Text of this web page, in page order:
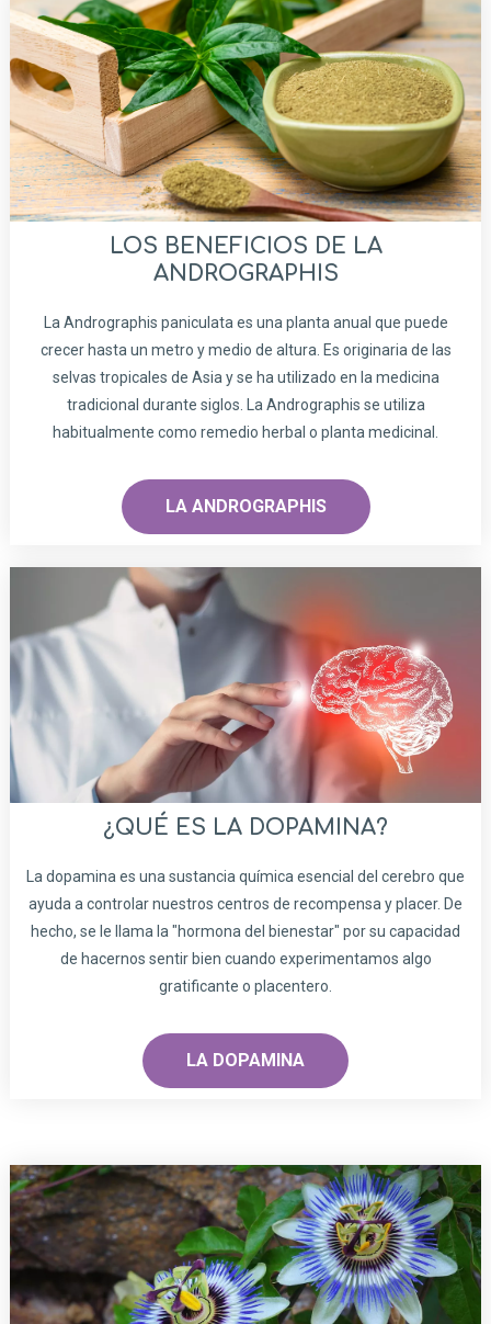
LOS BENEFICIOS DE LA
ANDROGRAPHIS
La Andrographis paniculata es una planta anual que puede
crecer hasta un metro y medio de altura. Es originaria de las
selvas tropicales de Asia y se ha utilizado en la medicina
tradicional durante siglos. La Andrographis se utiliza
habitualmente como remedio herbal o planta medicinal.
LA ANDROGRAPHIS
¿QUÉ ES LA DOPAMINA?
La dopamina es una sustancia química esencial del cerebro que
ayuda a controlar nuestros centros de recompensa y placer. De
hecho, se le llama la "hormona del bienestar" por su capacidad
de hacernos sentir bien cuando experimentamos algo
gratificante o placentero.
LA DOPAMINA